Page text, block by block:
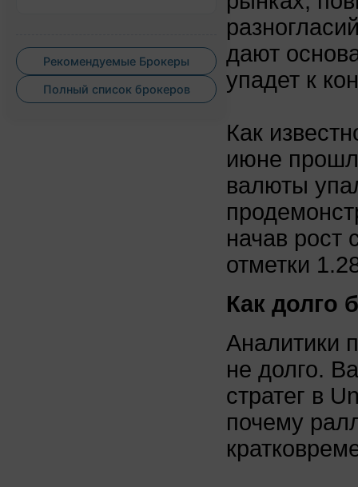
Рекомендуемые Брокеры
Полный список брокеров
дают
упадет к
Как
июне
валюты
начав рост
отметки
Как долго
Аналитики
не долго.
стратег в
почему